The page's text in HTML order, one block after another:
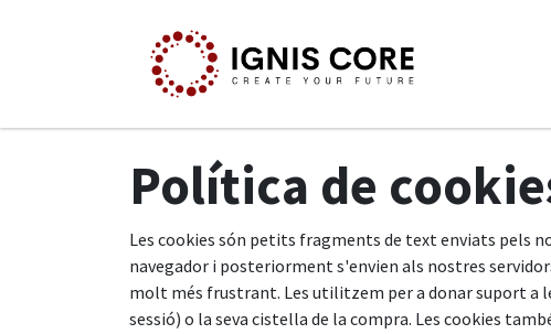
Política de
Les cookies són petits fragments de text enviats pels
navegador i posteriorment s'envien als nostres
molt més frustrant. Les utilitzem per a donar suport a
sessió) o la seva cistella de la compra. Les cookies